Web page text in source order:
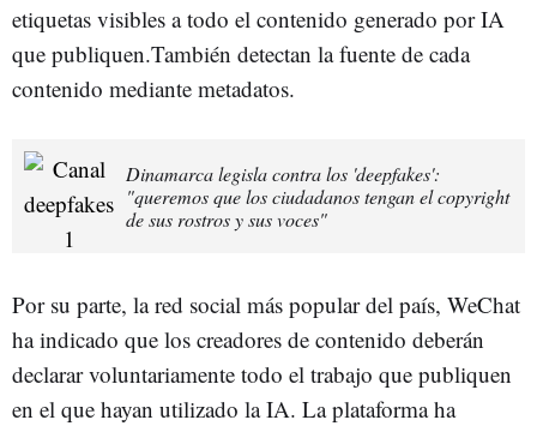
etiquetas visibles a todo el contenido generado por IA
que publiquen.También detectan la fuente de cada
contenido mediante metadatos.
Dinamarca legisla contra los 'deepfakes':
"queremos que los ciudadanos tengan el copyright
de sus rostros y sus voces"
Por su parte, la red social más popular del país, WeChat
ha indicado que los creadores de contenido deberán
declarar voluntariamente todo el trabajo que publiquen
en el que hayan utilizado la IA. La plataforma ha